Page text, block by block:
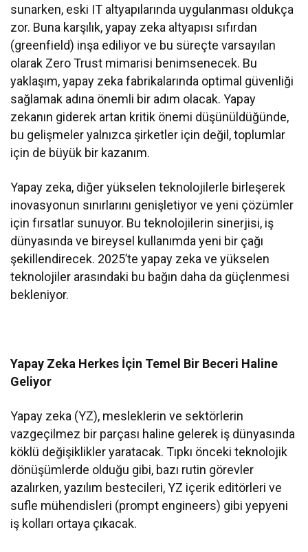
sunarken, eski IT altyapılarında uygulanması oldukça
zor. Buna karşılık, yapay zeka altyapısı sıfırdan
(greenfield) inşa ediliyor ve bu süreçte varsayılan
olarak Zero Trust mimarisi benimsenecek. Bu
yaklaşım, yapay zeka fabrikalarında optimal güvenliği
sağlamak adına önemli bir adım olacak. Yapay
zekanın giderek artan kritik önemi düşünüldüğünde,
bu gelişmeler yalnızca şirketler için değil, toplumlar
için de büyük bir kazanım.
Yapay zeka, diğer yükselen teknolojilerle birleşerek
inovasyonun sınırlarını genişletiyor ve yeni çözümler
için fırsatlar sunuyor. Bu teknolojilerin sinerjisi, iş
dünyasında ve bireysel kullanımda yeni bir çağı
şekillendirecek. 2025’te yapay zeka ve yükselen
teknolojiler arasındaki bu bağın daha da güçlenmesi
bekleniyor.
Yapay Zeka Herkes İçin Temel Bir Beceri Haline
Geliyor
Yapay zeka (YZ), mesleklerin ve sektörlerin
vazgeçilmez bir parçası haline gelerek iş dünyasında
köklü değişiklikler yaratacak. Tıpkı önceki teknolojik
dönüşümlerde olduğu gibi, bazı rutin görevler
azalırken, yazılım bestecileri, YZ içerik editörleri ve
sufle mühendisleri (prompt engineers) gibi yepyeni
iş kolları ortaya çıkacak.